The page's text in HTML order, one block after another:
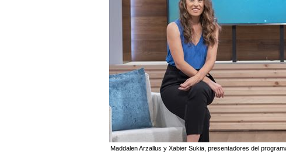
Maddalen Arzallus y Xabier Sukia, presentadores del